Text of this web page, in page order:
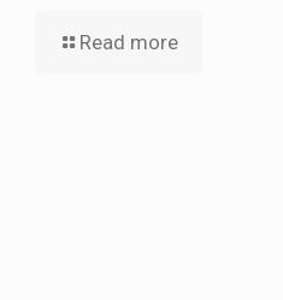
Read more